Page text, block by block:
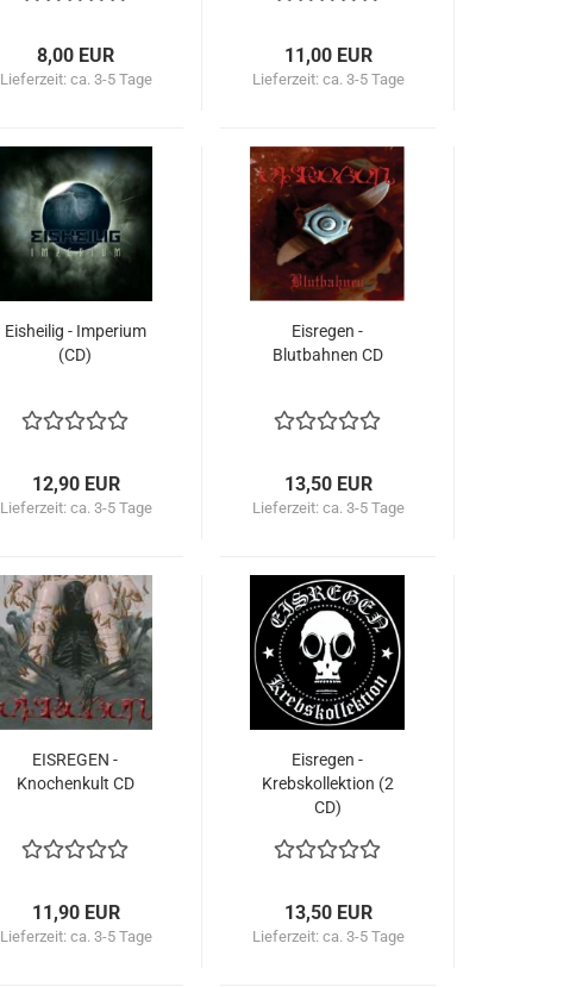
8,00 EUR
Lieferzeit: ca. 3-5 Tage
11,00 EUR
Lieferzeit: ca. 3-5 Tage
Eisheilig - Imperium
(CD)
12,90 EUR
Lieferzeit: ca. 3-5 Tage
Eisregen -
Blutbahnen CD
13,50 EUR
Lieferzeit: ca. 3-5 Tage
EISREGEN -
Knochenkult CD
11,90 EUR
Lieferzeit: ca. 3-5 Tage
Eisregen -
Krebskollektion (2
CD)
13,50 EUR
Lieferzeit: ca. 3-5 Tage